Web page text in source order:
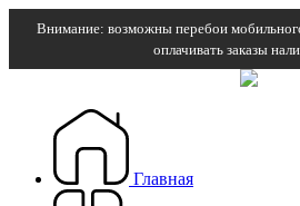
Внимание: возможны перебои
оплачивать заказы
Главная